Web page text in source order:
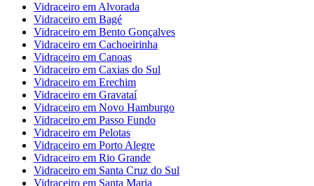
Vidraceiro em Alvorada
Vidraceiro em Bagé
Vidraceiro em Bento Gonçalves
Vidraceiro em Cachoeirinha
Vidraceiro em Canoas
Vidraceiro em Caxias do Sul
Vidraceiro em Erechim
Vidraceiro em Gravataí
Vidraceiro em Novo Hamburgo
Vidraceiro em Passo Fundo
Vidraceiro em Pelotas
Vidraceiro em Porto Alegre
Vidraceiro em Rio Grande
Vidraceiro em Santa Cruz do Sul
Vidraceiro em Santa Maria